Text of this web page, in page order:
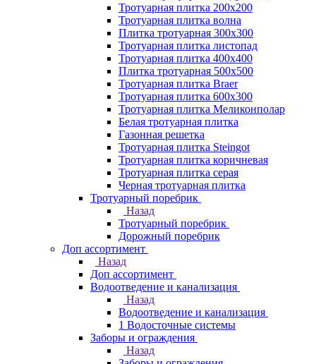
Тротуарная плитка 200х200
Тротуарная плитка волна
Плитка тротуарная 300х300
Тротуарная плитка листопад
Тротуарная плитка 400х400
Плитка тротуарная 500x500
Тротуарная плитка Braer
Тротуарная плитка 600х300
Тротуарная плитка Меликонполар
Белая тротуарная плитка
Газонная решетка
Тротуарная плитка Steingot
Тротуарная плитка коричневая
Тротуарная плитка серая
Черная тротуарная плитка
Тротуарный поребрик
Назад
Тротуарный поребрик
Дорожный поребрик
Доп ассортимент
Назад
Доп ассортимент
Водоотведение и канализация
Назад
Водоотведение и канализация
1 Водосточные системы
Заборы и ограждения
Назад